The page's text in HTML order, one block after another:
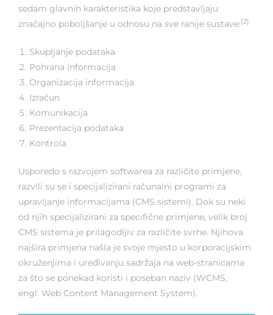
sedam glavnih karakteristika koje predstavljaju
značajno poboljšanje u odnosu na sve ranije sustave:[2]
Skupljanje podataka
Pohrana informacija
Organizacija informacija
Izračun
Komunikacija
Prezentacija podataka
Kontrola
Usporedo s razvojem softwarea za različite primjene,
razvili su se i specijalizirani računalni programi za
upravljanje informacijama (CMS sistemi). Dok su neki
od njih specijalizirani za specifične primjene, velik broj
CMS sistema je prilagodljiv za različite svrhe. Njihova
najšira primjena našla je svoje mjesto u korporacijskim
okruženjima i uređivanju sadržaja na web-stranicama
za što se ponekad koristi i poseban naziv (WCMS,
engl. Web Content Management System).